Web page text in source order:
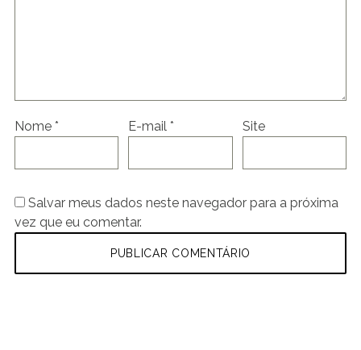
Nome * E-mail* Site
Salvar meus dados neste navegador para a próxima
vez que eu comentar.